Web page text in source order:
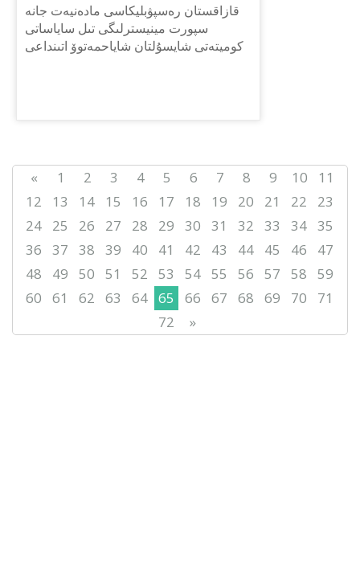
قازاقستان رەسپۋبليكاسى مادەنيەت جانە
سپورت مينيسترلىگى تىل ساياساتى
كوميتەتى شايسۇلتان شاياحمەتوۆ اتىنداعى
« 1 2 3 4 5 6 7 8 9 10
11
12
13 14 15 16 17 18 19 20 21 22
23
24
25 26 27 28 29 30 31 32 33 34 35
36
37 38 39 40 41 42 43 44 45 46
47
48
49 50 51 52 53 54 55 56 57 58
59
60
61 62 63 64 65 66 67 68 69 70
71
72
»